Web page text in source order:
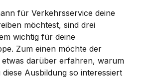
für Verkehrsservice deine
möchtest, sind drei
wichtig für deine
Zum einen möchte der
darüber erfahren, warum
Ausbildung so interessiert